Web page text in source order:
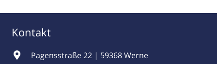
Kontakt
Pagensstraße 22 | 59368 Werne